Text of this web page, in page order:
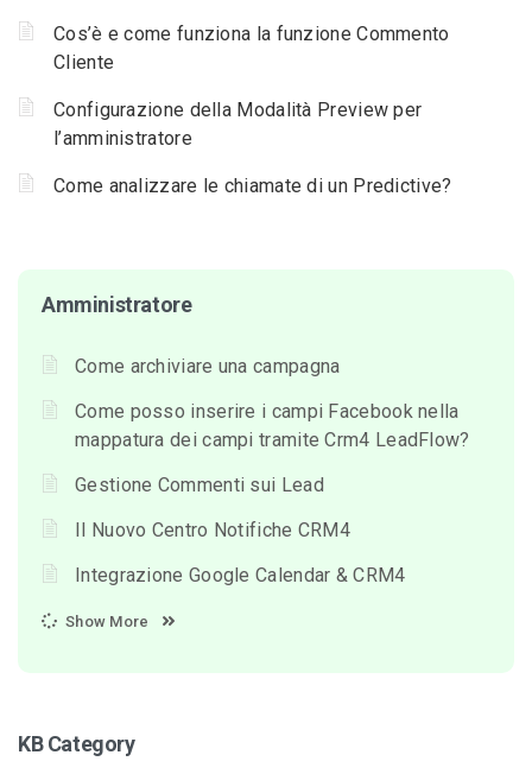
Cos’è e come funziona la funzione Commento
Cliente
Configurazione della Modalità Preview per
l’amministratore
Come analizzare le chiamate di un Predictive?
Amministratore
Come archiviare una campagna
Come posso inserire i campi Facebook nella
mappatura dei campi tramite Crm4 LeadFlow?
Gestione Commenti sui Lead
Il Nuovo Centro Notifiche CRM4
Integrazione Google Calendar & CRM4
Show More
KB Category